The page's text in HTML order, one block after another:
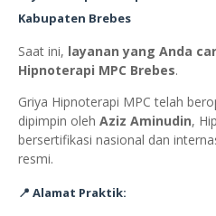
Kabupaten Brebes
Saat ini, layanan yang Anda
Hipnoterapi MPC Brebes.
Griya Hipnoterapi MPC telah
dipimpin oleh Aziz Aminudin,
bersertifikasi nasional dan
resmi.
📍 Alamat Praktik: